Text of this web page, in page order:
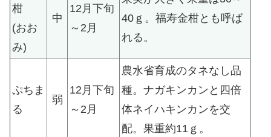
柑
(おお
み)
中
12月下旬
～2月
40ｇ。福寿金柑とも呼ば
れる。
ぷちま
る
弱
12月下旬
～2月
農水省育成のタネなし品
種。ナガキンカンと四倍
体ネイハキンカンを交
配。果重約11ｇ。